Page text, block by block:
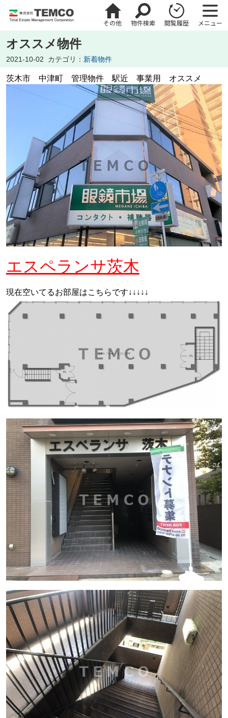
その他 物件検索 閲覧履歴 メニュー
オススメ物件
2021-10-02 カテゴリ： 新着物件
茨木市 中津町 管理物件 駅近 事業用 オススメ
エスペランサ茨木
現在空いてるお部屋はこちらです↓↓↓↓↓